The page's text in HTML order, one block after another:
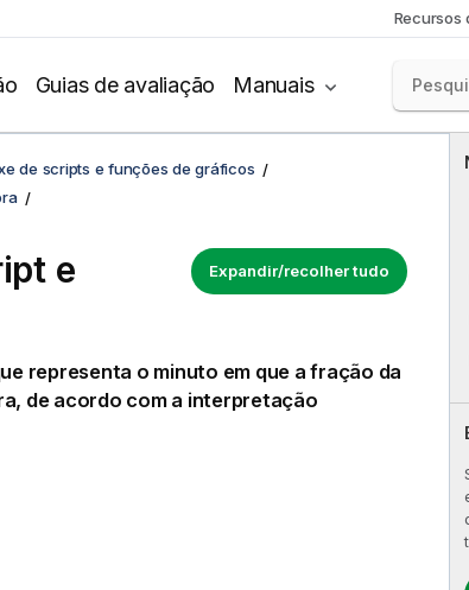
Recursos
Guias de avaliação Manuais
de scripts e funções de gráficos
Expandir/recolher tudo
e
representa o minuto em que a fração da
de acordo com a interpretação